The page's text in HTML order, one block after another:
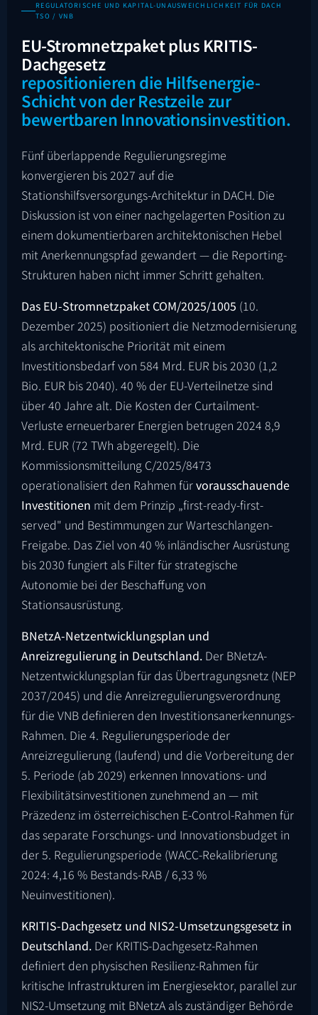
REGULATORISCHE UND KAPITAL-UNAUSWEICHLICHKEIT FÜR DACH
TSO / VNB
EU-Stromnetzpaket plus KRITIS-
Dachgesetz
repositionieren die Hilfsenergie-
Schicht von der Restzeile zur
bewertbaren Innovationsinvestition.
Fünf überlappende Regulierungsregime
konvergieren bis 2027 auf die
Stationshilfsversorgungs-Architektur in DACH. Die
Diskussion ist von einer nachgelagerten Position zu
einem dokumentierbaren architektonischen Hebel
mit Anerkennungspfad gewandert — die Reporting-
Strukturen haben nicht immer Schritt gehalten.
Das EU-Stromnetzpaket COM/2025/1005 (10.
Dezember 2025) positioniert die Netzmodernisierung
als architektonische Priorität mit einem
Investitionsbedarf von 584 Mrd. EUR bis 2030 (1,2
Bio. EUR bis 2040). 40 % der EU-Verteilnetze sind
über 40 Jahre alt. Die Kosten der Curtailment-
Verluste erneuerbarer Energien betrugen 2024 8,9
Mrd. EUR (72 TWh abgeregelt). Die
Kommissionsmitteilung C/2025/8473
operationalisiert den Rahmen fürvorausschauende
Investitionen mit dem Prinzip „first-ready-first-
served" und Bestimmungen zur Warteschlangen-
Freigabe. Das Ziel von 40 % inländischer Ausrüstung
bis 2030 fungiert als Filter für strategische
Autonomie bei der Beschaffung von
Stationsausrüstung.
BNetzA-Netzentwicklungsplan und
Anreizregulierung in Deutschland. Der BNetzA-
Netzentwicklungsplan für das Übertragungsnetz (NEP
2037/2045) und die Anreizregulierungsverordnung
für die VNB definieren den Investitionsanerkennungs-
Rahmen. Die 4. Regulierungsperiode der
Anreizregulierung (laufend) und die Vorbereitung der
5. Periode (ab 2029) erkennen Innovations- und
Flexibilitätsinvestitionen zunehmend an — mit
Präzedenz im österreichischen E-Control-Rahmen für
das separate Forschungs- und Innovationsbudget in
der 5. Regulierungsperiode (WACC-Rekalibrierung
2024: 4,16 % Bestands-RAB / 6,33 %
Neuinvestitionen).
KRITIS-Dachgesetz und NIS2-Umsetzungsgesetz in
Deutschland. Der KRITIS-Dachgesetz-Rahmen
definiert den physischen Resilienz-Rahmen für
kritische Infrastrukturen im Energiesektor, parallel zur
NIS2-Umsetzung mit BNetzA als zuständiger Behörde